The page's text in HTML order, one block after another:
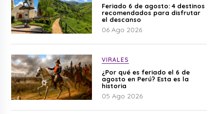
Feriado 6 de agosto: 4 destinos
recomendados para disfrutar
el descanso
06 Ago 2026
VIRALES
¿Por qué es feriado el 6 de
agosto en Perú? Esta es la
historia
05 Ago 2026